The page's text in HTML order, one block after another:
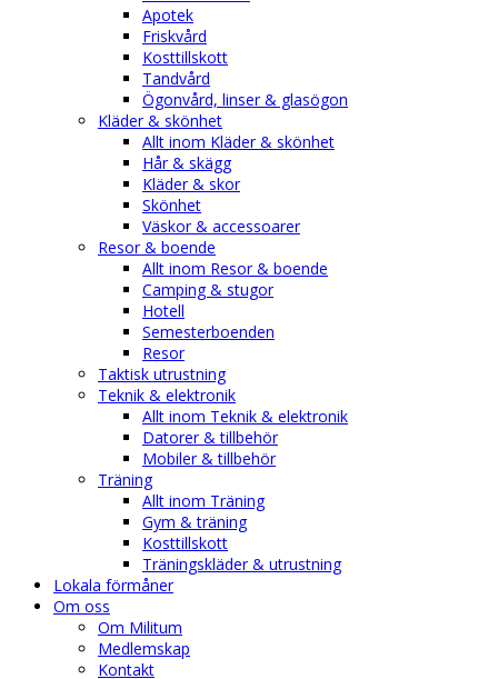
Apotek
Friskvård
Kosttillskott
Tandvård
Ögonvård, linser & glasögon
Kläder & skönhet
Allt inom Kläder & skönhet
Hår & skägg
Kläder & skor
Skönhet
Väskor & accessoarer
Resor & boende
Allt inom Resor & boende
Camping & stugor
Hotell
Semesterboenden
Resor
Taktisk utrustning
Teknik & elektronik
Allt inom Teknik & elektronik
Datorer & tillbehör
Mobiler & tillbehör
Träning
Allt inom Träning
Gym & träning
Kosttillskott
Träningskläder & utrustning
Lokala förmåner
Om oss
Om Militum
Medlemskap
Kontakt